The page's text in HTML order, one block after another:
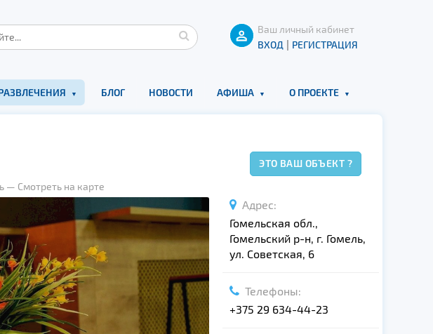
Ваш личный кабинет
ВХОД | РЕГИСТРАЦИЯ
БЛОГ НОВОСТИ АФИША О ПРОЕКТЕ
ЭТО ВАШ ОБЪЕКТ ?
— Смотреть на карте
Адрес:
Гомельская обл.,
Гомельский р-н, г. Гомель,
ул. Советская, 6
Телефоны:
+375 29 634-44-23